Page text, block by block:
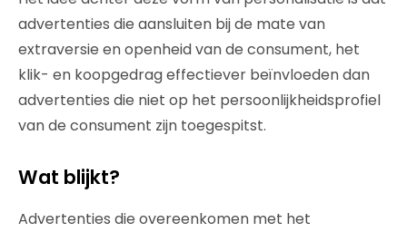
advertenties die aansluiten bij de mate van
extraversie en openheid van de consument, het
klik- en koopgedrag effectiever beïnvloeden dan
advertenties die niet op het persoonlijkheidsprofiel
van de consument zijn toegespitst.
Wat blijkt?
Advertenties die overeenkomen met het